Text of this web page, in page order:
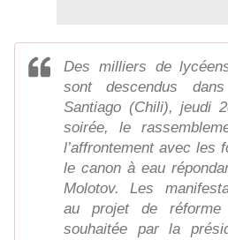
Des milliers de
sont descendus
Santiago (Chili), jeudi
soirée, le
l’affrontement avec les
le canon à eau
Molotov. Les
au projet de réforme
souhaitée par la